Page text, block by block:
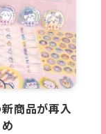
商品が再入